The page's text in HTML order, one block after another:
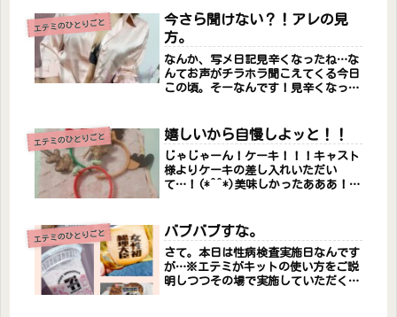
ってなってる🥺）お客様に安全に、安
心して、お遊びいただく為にとっても
大切...
エテミのひとりごと
今さら聞けない？！アレの見
方。
なんか、写メ日記見辛くなったね…な
んてお声がチラホラ聞こえてくる今日
この頃。そーなんです！見辛くなった
くはないのかも…？わからんけど！(
^ω^ )一覧で気になる...
エテミのひとりごと 嬉しいから自慢しよッと！！
じゃじゃーん！ケーキ！！！キャスト
様よりケーキの差し入れいただい
て…！(*^^*)美味しかったあああ！！
りのキャストとケーキ食べよう♪と、
お考えの殿方も多いのでは？(...
エテミのひとりごと バブバブすな。
さて。本日は性病検査実施日なんです
が…※エテミがキットの使い方をご説
明しつつその場で実施していただくと